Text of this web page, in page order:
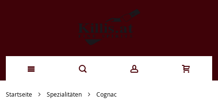
Zum
Startseite Spezialitäten Cognac